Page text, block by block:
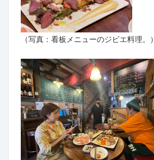
（写真：看板メニューのジビエ料理。）